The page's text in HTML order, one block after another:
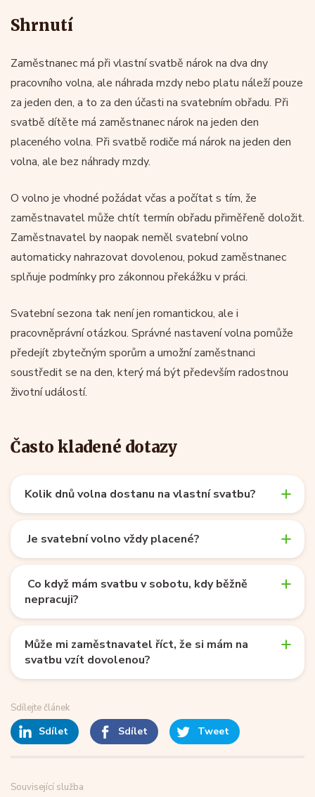
Shrnutí
Zaměstnanec má při vlastní svatbě nárok na dva dny
pracovního volna, ale náhrada mzdy nebo platu náleží pouze
za jeden den, a to za den účasti na svatebním obřadu. Při
svatbě dítěte má zaměstnanec nárok na jeden den
placeného volna. Při svatbě rodiče má nárok na jeden den
volna, ale bez náhrady mzdy.
O volno je vhodné požádat včas a počítat s tím, že
zaměstnavatel může chtít termín obřadu přiměřeně doložit.
Zaměstnavatel by naopak neměl svatební volno
automaticky nahrazovat dovolenou, pokud zaměstnanec
splňuje podmínky pro zákonnou překážku v práci.
Svatební sezona tak není jen romantickou, ale i
pracovněprávní otázkou. Správné nastavení volna pomůže
předejít zbytečným sporům a umožní zaměstnanci
soustředit se na den, který má být především radostnou
životní událostí.
Často kladené dotazy
Kolik dnů volna dostanu na vlastní svatbu?
Je svatební volno vždy placené?
Co když mám svatbu v sobotu, kdy běžně
nepracuji?
Může mi zaměstnavatel říct, že si mám na
svatbu vzít dovolenou?
Sdílejte článek
Sdílet Sdílet Tweet
Související služba